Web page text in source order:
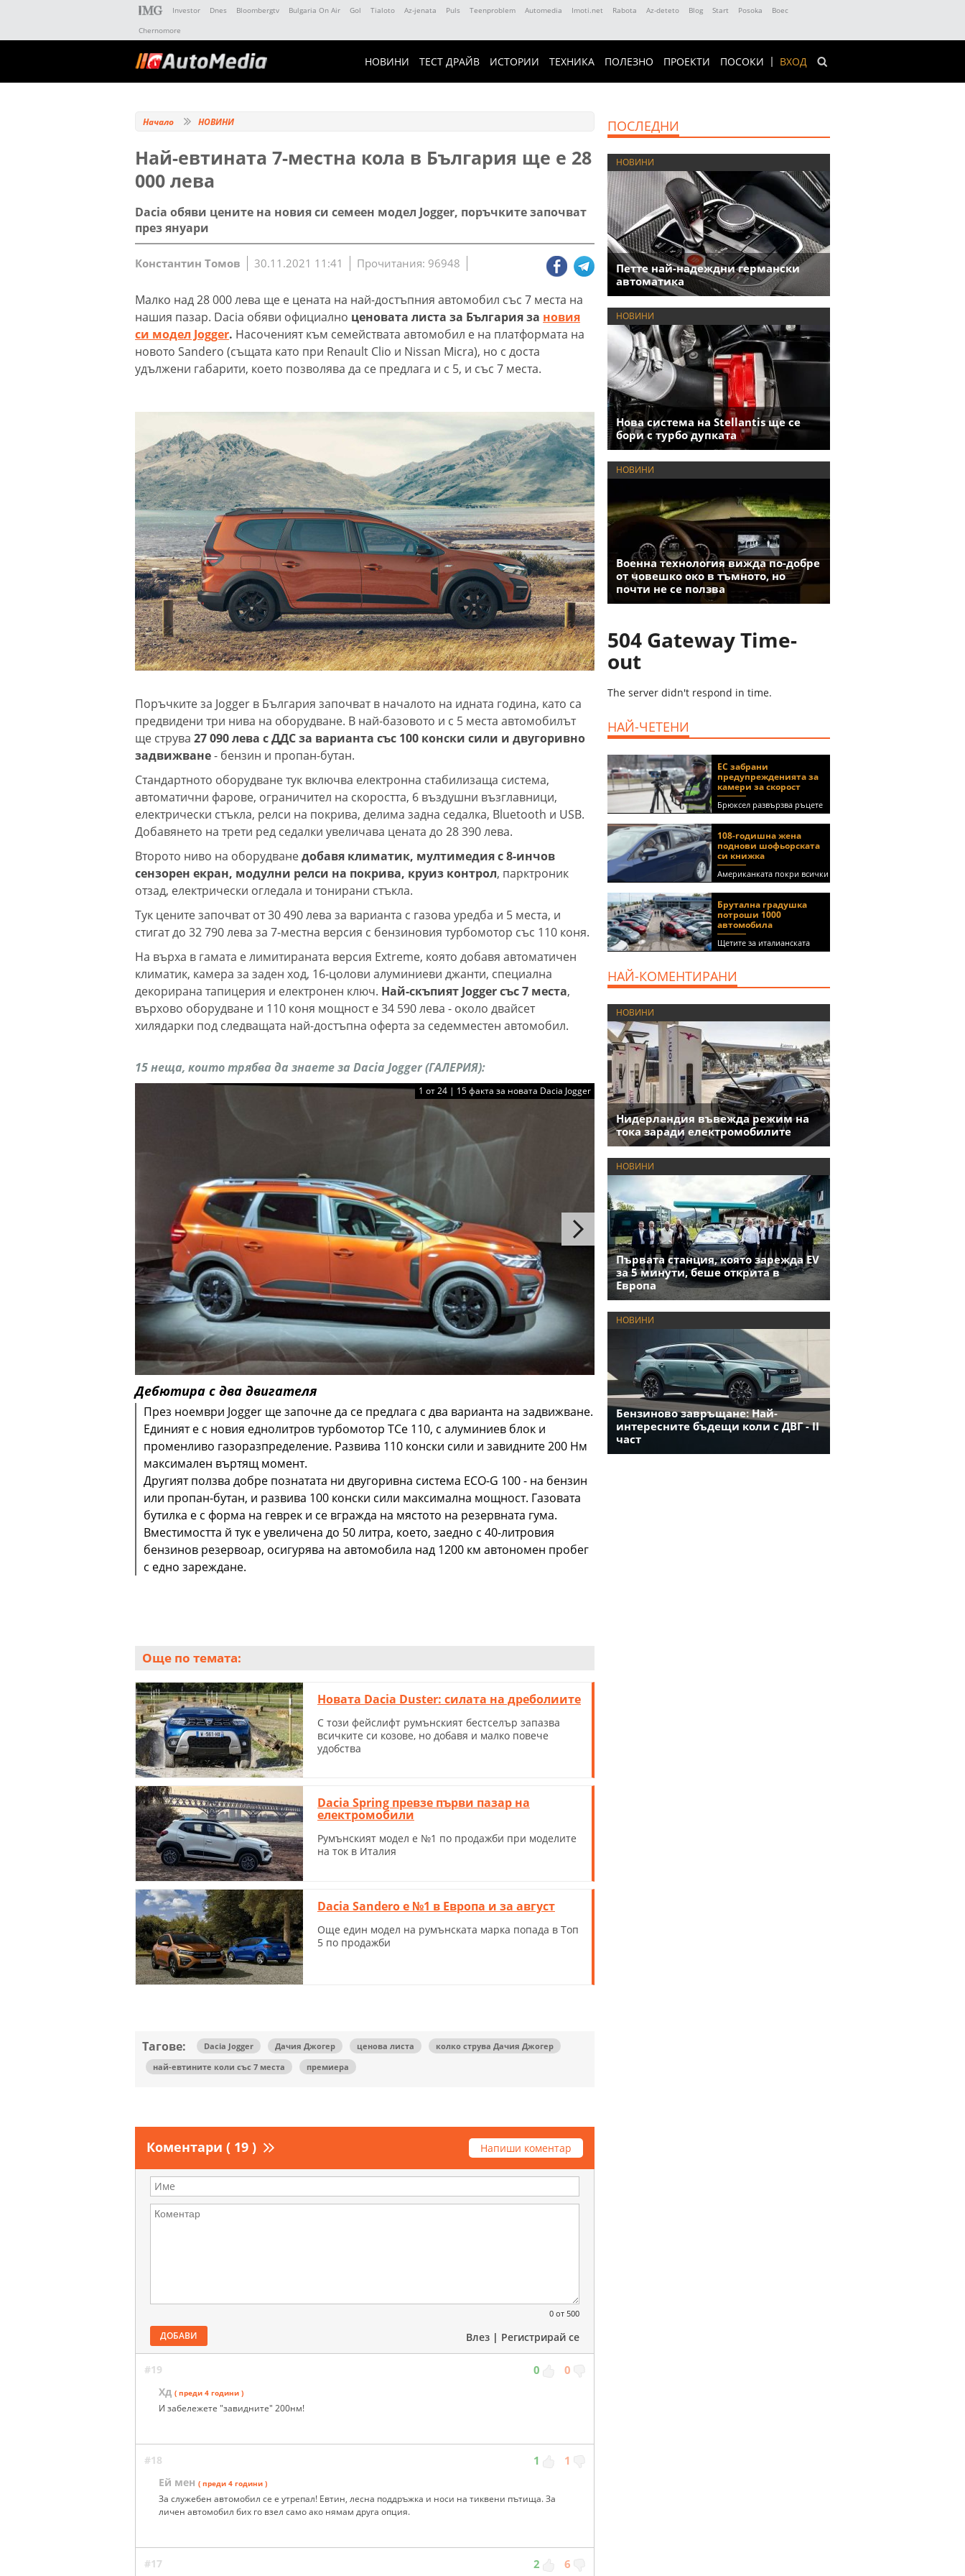
Investor Dnes Bloombergtv Bulgaria On Air Gol Tialoto Az-jenata Puls Teenproblem Automedia Imoti.net Rabota Az-deteto Blog Start Posoka
Boec
Chernomore
ВХОД
НОВИНИ ТЕСТ ДРАЙВ ИСТОРИИ ТЕХНИКА ПОЛЕЗНО ПРОЕКТИ ПОСОКИ
Начало НОВИНИ
Най-евтината 7-местна кола в България ще е 28
000 лева
Dacia обяви цените на новия си семеен модел Jogger, поръчките започват
през януари
Константин Томов 30.11.2021 11:41 Прочитания: 96948
Малко над 28 000 лева ще е цената на най-достъпния автомобил със 7 места на
нашия пазар. Dacia обяви официално ценовата листа за България за новия
си модел Jogger. Насоченият към семействата автомобил е на платформата на
новото Sandero (същата като при Renault Clio и Nissan Micra), но с доста
удължени габарити, което позволява да се предлага и с 5, и със 7 места.
Поръчките за Jogger в България започват в началото на идната година, като са
предвидени три нива на оборудване. В най-базовото и с 5 места автомобилът
ще струва 27 090 лева с ДДС за варианта със 100 конски сили и двугоривно
задвижване- бензин и пропан-бутан.
Стандартното оборудване тук включва електронна стабилизаща система,
автоматични фарове, ограничител на скоростта, 6 въздушни възглавници,
електрически стъкла, релси на покрива, делима задна седалка, Bluetooth и USB.
Добавянето на трети ред седалки увеличава цената до 28 390 лева.
Второто ниво на оборудванедобавя климатик, мултимедия с 8-инчов
сензорен екран, модулни релси на покрива, круиз контрол, парктроник
отзад, електрически огледала и тонирани стъкла.
Тук цените започват от 30 490 лева за варианта с газова уредба и 5 места, и
стигат до 32 790 лева за 7-местна версия с бензиновия турбомотор със 110 коня.
На върха в гамата е лимитираната версия Extreme, която добавя автоматичен
климатик, камера за заден ход, 16-цолови алуминиеви джанти, специална
декорирана тапицерия и електронен ключ. Най-скъпият Jogger със 7 места,
върхово оборудване и 110 коня мощност е 34 590 лева - около двайсет
хилядарки под следващата най-достъпна оферта за седемместен автомобил.
15 неща, които трябва да знаете за Dacia Jogger (ГАЛЕРИЯ):
1 от 24 | 15 факта за новата Dacia Jogger
Дебютира с два двигателя
През ноември Jogger ще започне да се предлага с два варианта на задвижване.
Единият е с новия еднолитров турбомотор TCe 110, с алуминиев блок и
променливо газоразпределение. Развива 110 конски сили и завидните 200 Нм
максимален въртящ момент.
Другият ползва добре познатата ни двугоривна система ECO-G 100 - на бензин
или пропан-бутан, и развива 100 конски сили максимална мощност. Газовата
бутилка е с форма на геврек и се вгражда на мястото на резервната гума.
Вместимостта й тук е увеличена до 50 литра, което, заедно с 40-литровия
бензинов резервоар, осигурява на автомобила над 1200 км автономен пробег
с едно зареждане.
Още по темата:
Новата Dacia Duster: силата на дреболиите
С този фейслифт румънският бестселър запазва
всичките си козове, но добавя и малко повече
удобства
Dacia Spring превзе първи пазар на
електромобили
Румънският модел е №1 по продажби при моделите
на ток в Италия
Dacia Sandero е №1 в Европа и за август
Още един модел на румънската марка попада в Топ
5 по продажби
Тагове: Dacia Jogger Дачия Джогер ценова листа
колко струва Дачия Джогер
най-евтините коли със 7 места
премиера
Коментари ( 19 ) Напиши коментар
0 от 500
ДОБАВИ Влез | Регистрирай се
#19 0 0
Хд ( преди 4 години )
И забележете "завидните" 200нм!
#18 1 1
Ей мен ( преди 4 години )
За служебен автомобил се е утрепал! Евтин, лесна поддръжка и носи на тиквени пътища. За
личен автомобил бих го взел само ако нямам друга опция.
#17 2 6
ПОСЛЕДНИ
НОВИНИ
Петте най-надеждни германски
автоматика
НОВИНИ
Нова система на Stellantis ще се
бори с турбо дупката
НОВИНИ
Военна технология вижда по-добре
от човешко око в тъмното, но
почти не се ползва
504 Gateway Time-
out
The server didn't respond in time.
НАЙ-ЧЕТЕНИ
ЕС забрани
предупрежденията за
камери за скорост
Брюксел развързва ръцете
на правителствата за
спиране на функции в
приложения като Waze и
Google Maps
108-годишна жена
поднови шофьорската
си книжка
Американката покри всички
медицински изисквания, за
да получи документа
(ВИДЕО)
Брутална градушка
потроши 1000
автомобила
Щетите за италианската
автокъща се оценяват на 5
НАЙ-КОМЕНТИРАНИ
НОВИНИ
Нидерландия въвежда режим на
тока заради електромобилите
НОВИНИ
Първата станция, която зарежда EV
за 5 минути, беше открита в
Европа
НОВИНИ
Бензиново завръщане: Най-
интересните бъдещи коли с ДВГ - II
част